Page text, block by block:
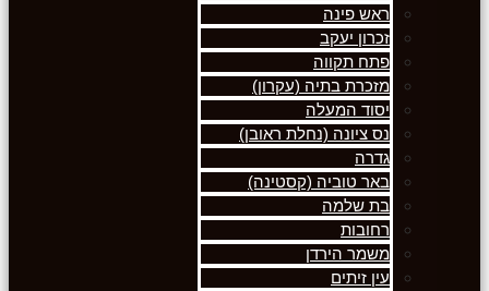
ראש פינה
זכרון יעקב
פתח תקווה
מזכרת בתיה (עקרון)
יסוד המעלה
נס ציונה (נחלת ראובן)
גדרה
באר טוביה (קסטינה)
בת שלמה
רחובות
משמר הירדן
עין זיתים